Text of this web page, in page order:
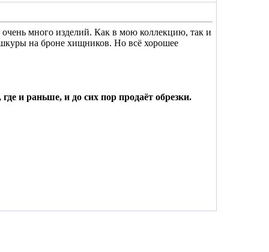
много изделий. Как в мою коллекцию, так и
на броне хищников. Но всё хорошее
и раньше, и до сих пор продаёт обрезки.